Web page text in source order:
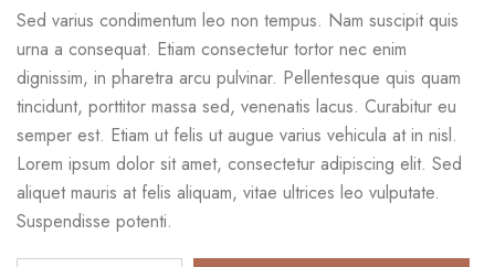
Sed varius condimentum leo non tempus. Nam suscipit quis
urna a consequat. Etiam consectetur tortor nec enim
dignissim, in pharetra arcu pulvinar. Pellentesque quis quam
tincidunt, porttitor massa sed, venenatis lacus. Curabitur eu
semper est. Etiam ut felis ut augue varius vehicula at in nisl.
Lorem ipsum dolor sit amet, consectetur adipiscing elit. Sed
aliquet mauris at felis aliquam, vitae ultrices leo vulputate.
Suspendisse potenti.